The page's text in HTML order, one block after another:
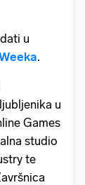
u
.
u
Games
studio
te